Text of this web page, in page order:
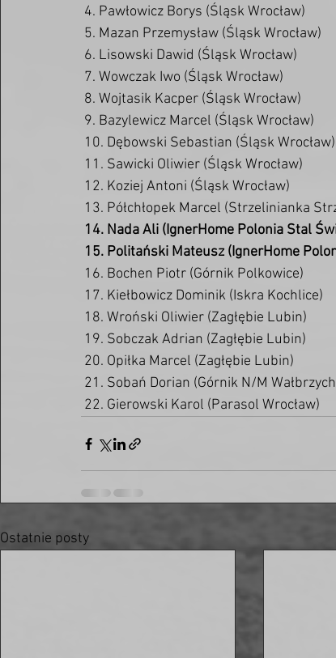
4. Pawłowicz Borys (Śląsk Wrocław)
5. Mazan Przemysław (Śląsk Wrocław)
6. Lisowski Dawid (Śląsk Wrocław)
7. Wowczak Iwo (Śląsk Wrocław)
8. Wojtasik Kacper (Śląsk Wrocław)
9. Bazylewicz Marcel (Śląsk Wrocław)
10. Dębowski Sebastian (Śląsk Wrocław)
11. Sawicki Oliwier (Śląsk Wrocław)
12. Koziej Antoni (Śląsk Wrocław)
13. Półchłopek Marcel (Strzelinianka
14. Nada Ali (IgnerHome Polonia Stal
15. Politański Mateusz (IgnerHome
16. Bochen Piotr (Górnik Polkowice)
17. Kiełbowicz Dominik (Iskra Kochlice)
18. Wroński Oliwier (Zagłębie Lubin)
19. Sobczak Adrian (Zagłębie Lubin)
20. Opiłka Marcel (Zagłębie Lubin)
21. Sobań Dorian (Górnik N/M
22. Gierowski Karol (Parasol Wrocław)
Ostatnie posty